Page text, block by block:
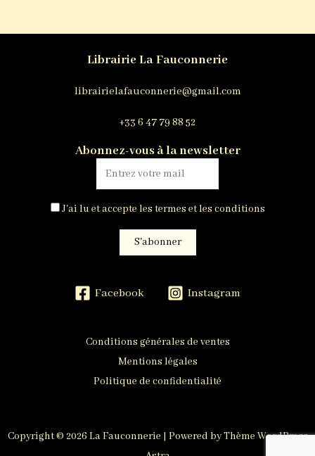
Librairie La Fauconnerie
librairielafauconnerie@gmail.com
+33 6 47 79 88 52
Abonnez-vous à la newsletter
J'ai lu et accepte les termes et les conditions
Facebook Instagram
Conditions générales de ventes
Mentions légales
Politique de confidentialité
Copyright © 2026 La Fauconnerie | Powered byThème WordPress